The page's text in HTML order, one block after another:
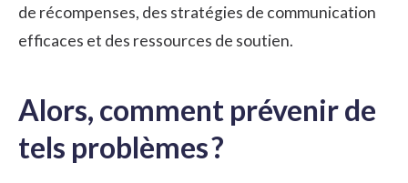
de récompenses, des stratégies de communication
efficaces et des ressources de soutien.
Alors, comment prévenir de
tels problèmes ?